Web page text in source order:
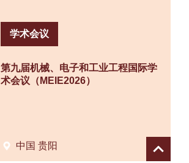
学术会议
第九届机械、电子和工业工程国际学
术会议（MEIE2026）
中国 贵阳